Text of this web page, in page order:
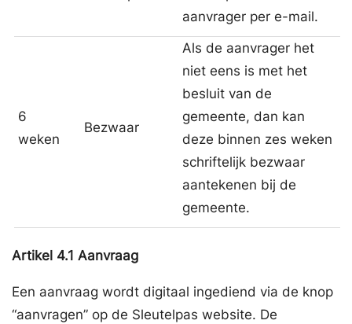
aanvrager per e-mail.
6
weken
Bezwaar
Als de aanvrager het
niet eens is met het
besluit van de
gemeente, dan kan
deze binnen zes weken
schriftelijk bezwaar
aantekenen bij de
gemeente.
Artikel 4.1 Aanvraag
Een aanvraag wordt digitaal ingediend via de knop
“aanvragen” op de Sleutelpas website. De